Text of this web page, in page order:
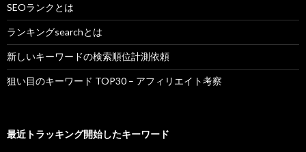
SEOランクとは
ランキングsearchとは
新しいキーワードの検索順位計測依頼
狙い目のキーワード TOP30 – アフィリエイト考察
最近トラッキング開始したキーワード